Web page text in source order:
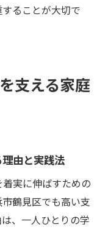
ることが大切で
支える家庭
由と実践法
実に伸ばすための
鶴見区でも高い支
、一人ひとりの学